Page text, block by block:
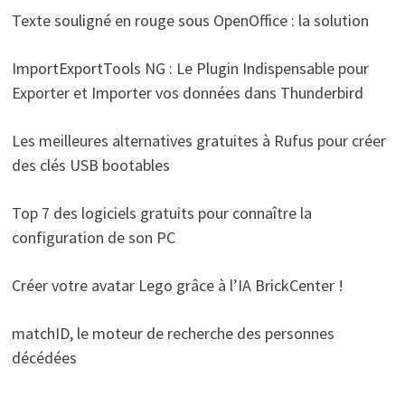
Texte souligné en rouge sous OpenOffice : la solution
ImportExportTools NG : Le Plugin Indispensable pour
Exporter et Importer vos données dans Thunderbird
Les meilleures alternatives gratuites à Rufus pour créer
des clés USB bootables
Top 7 des logiciels gratuits pour connaître la
configuration de son PC
Créer votre avatar Lego grâce à l’IA BrickCenter !
matchID, le moteur de recherche des personnes
décédées